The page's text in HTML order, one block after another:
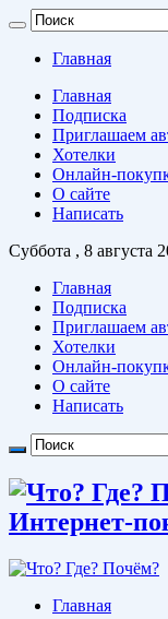
Главная
Главная
Подписка
Приглашаем
Хотелки
Онлайн-
О сайте
Написать
Суббота , 8 августа
Главная
Подписка
Приглашаем
Хотелки
Онлайн-
О сайте
Написать
Интернет-
Главная